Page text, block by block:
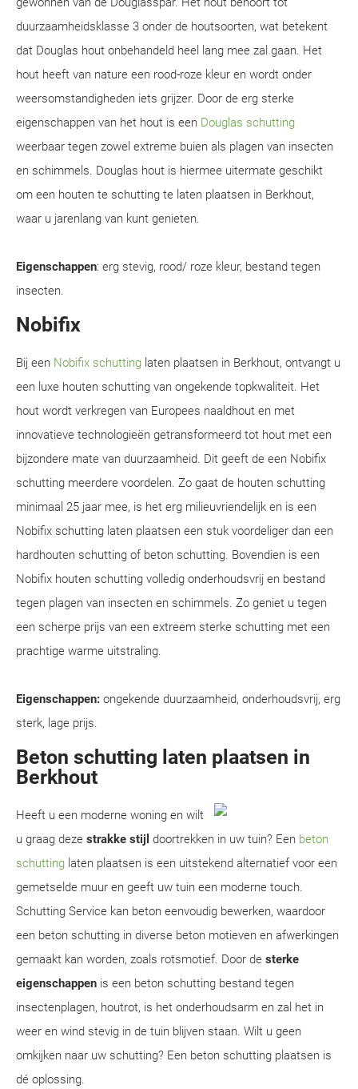
duurzaamheidsklasse 3 onder de houtsoorten, wat betekent
dat Douglas hout onbehandeld heel lang mee zal gaan. Het
hout heeft van nature een rood-roze kleur en wordt onder
weersomstandigheden iets grijzer. Door de erg sterke
eigenschappen van het hout is een Douglas schutting
weerbaar tegen zowel extreme buien als plagen van insecten
en schimmels. Douglas hout is hiermee uitermate geschikt
om een houten te schutting te laten plaatsen in Berkhout,
waar u jarenlang van kunt genieten.
Eigenschappen: erg stevig, rood/ roze kleur, bestand tegen
insecten.
Nobifix
Bij een Nobifix schutting laten plaatsen in Berkhout, ontvangt u
een luxe houten schutting van ongekende topkwaliteit. Het
hout wordt verkregen van Europees naaldhout en met
innovatieve technologieën getransformeerd tot hout met een
bijzondere mate van duurzaamheid. Dit geeft de een Nobifix
schutting meerdere voordelen. Zo gaat de houten schutting
minimaal 25 jaar mee, is het erg milieuvriendelijk en is een
Nobifix schutting laten plaatsen een stuk voordeliger dan een
hardhouten schutting of beton schutting. Bovendien is een
Nobifix houten schutting volledig onderhoudsvrij en bestand
tegen plagen van insecten en schimmels. Zo geniet u tegen
een scherpe prijs van een extreem sterke schutting met een
prachtige warme uitstraling.
Eigenschappen: ongekende duurzaamheid, onderhoudsvrij, erg
sterk, lage prijs.
Beton schutting laten plaatsen in
Berkhout
Heeft u een moderne woning en wilt
u graag deze strakke stijl doortrekken in uw tuin? Een beton
schutting laten plaatsen is een uitstekend alternatief voor een
gemetselde muur en geeft uw tuin een moderne touch.
Schutting Service kan beton eenvoudig bewerken, waardoor
een beton schutting in diverse beton motieven en afwerkingen
gemaakt kan worden, zoals rotsmotief. Door de sterke
eigenschappen is een beton schutting bestand tegen
insectenplagen, houtrot, is het onderhoudsarm en zal het in
weer en wind stevig in de tuin blijven staan. Wilt u geen
omkijken naar uw schutting? Een beton schutting plaatsen is
dé oplossing.